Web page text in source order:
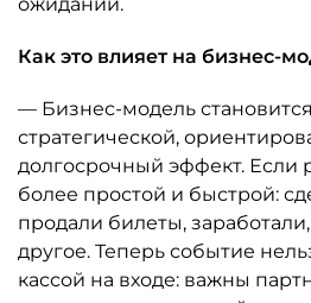
Как это влияет на бизнес-
— Бизнес-модель
стратегической,
долгосрочный эффект. Если
более простой и быстрой:
продали билеты,
другое. Теперь событие
кассой на входе: важны